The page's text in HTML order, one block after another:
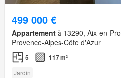
499 000 €
Appartement à 13290, Aix-en-
Provence-Alpes-Côte d'Azur
5 117 m²
Jardin